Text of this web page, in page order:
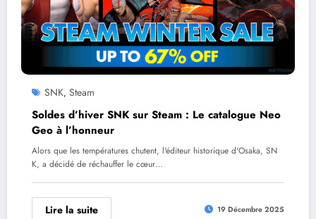
SNK, Steam
Soldes d’hiver SNK sur Steam : Le catalogue Neo
Geo à l’honneur
Alors que les températures chutent, l'éditeur historique d'Osaka, SN
K, a décidé de réchauffer le cœur…
Lire la suite 19 Décembre 2025